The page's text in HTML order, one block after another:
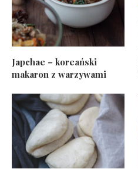
Japchae – koreański
makaron z warzywami